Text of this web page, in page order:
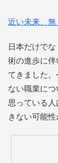
近い未来、無
日本だけで
術の進歩に
てきました
ない職業に
思っている
きない可能